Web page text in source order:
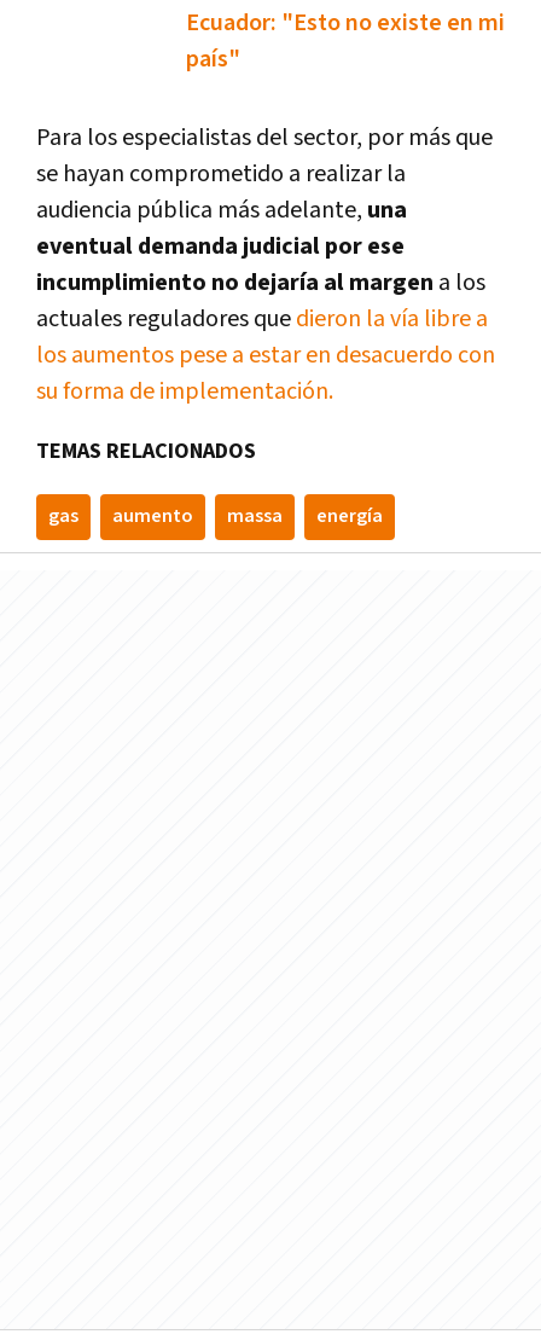
Ecuador: "Esto no existe en mi
país"
Para los especialistas del sector, por más que
se hayan comprometido a realizar la
audiencia pública más adelante, una
eventual demanda judicial por ese
incumplimiento no dejaría al margen a los
actuales reguladores quedieron la vía libre a
los aumentos pese a estar en desacuerdo con
su forma de implementación.
TEMAS RELACIONADOS
gas aumento massa energía